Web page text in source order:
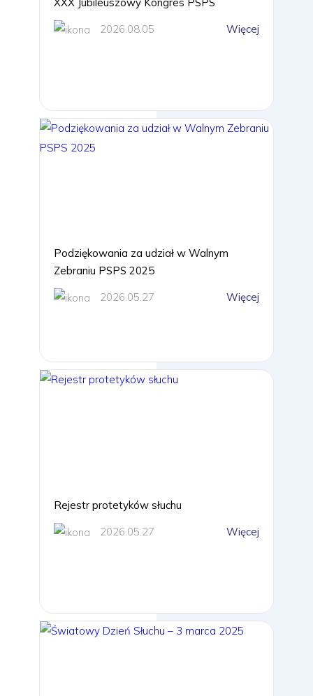
2026.08.05
Więcej
Podziękowania za udział w Walnym
Zebraniu PSPS 2025
2026.05.27
Więcej
Rejestr protetyków słuchu
2026.05.27
Więcej